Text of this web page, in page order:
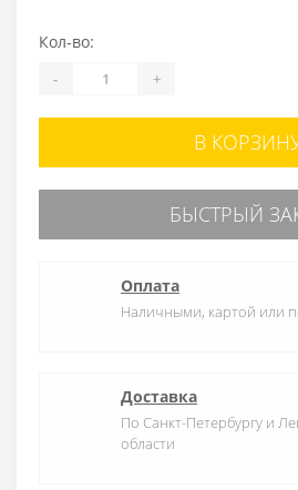
Кол-во:
- +
В
БЫСТРЫЙ
Оплата
Наличными, картой или
Доставка
По Санкт-Петербургу и
области